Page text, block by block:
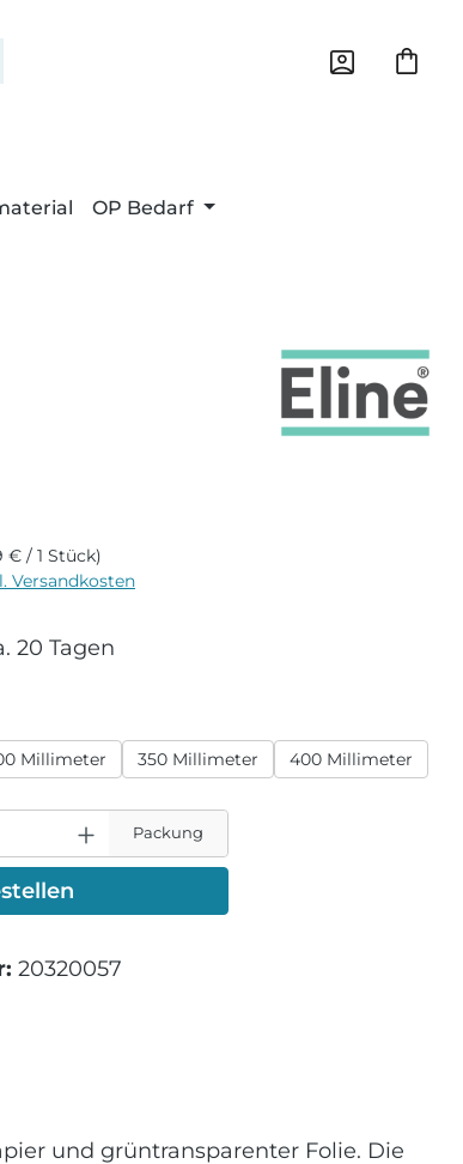
OP Bedarf
€ / 1 Stück)
Versandkosten
20 Tagen
Millimeter 350 Millimeter 400 Millimeter
Packung
20320057
und grüntransparenter Folie. Die